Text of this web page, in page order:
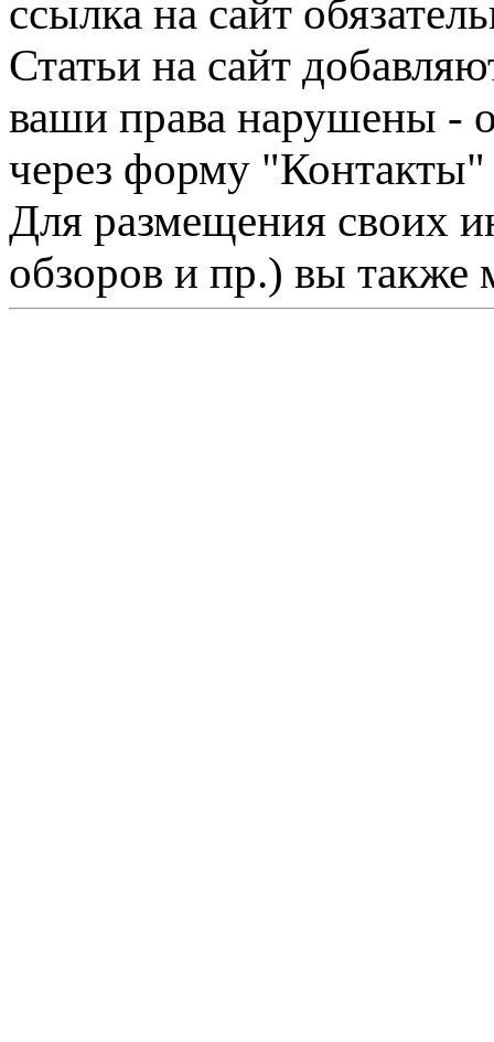
ссылка на сайт
Статьи на сайт
ваши права нарушены -
через форму "Контакты"
Для размещения своих
обзоров и пр.) вы также